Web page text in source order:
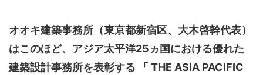
オオキ建築事務所（東京都新宿区、大木啓幹代表）
はこのほど、アジア太平洋25ヵ国における優れた
建築設計事務所を表彰する 「 THE ASIA PACIFIC